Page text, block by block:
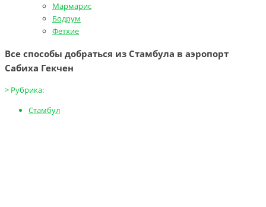
Мармарис
Бодрум
Фетхие
Все способы добраться из Стамбула в аэропорт
Сабиха Гекчен
> Рубрика:
Стамбул